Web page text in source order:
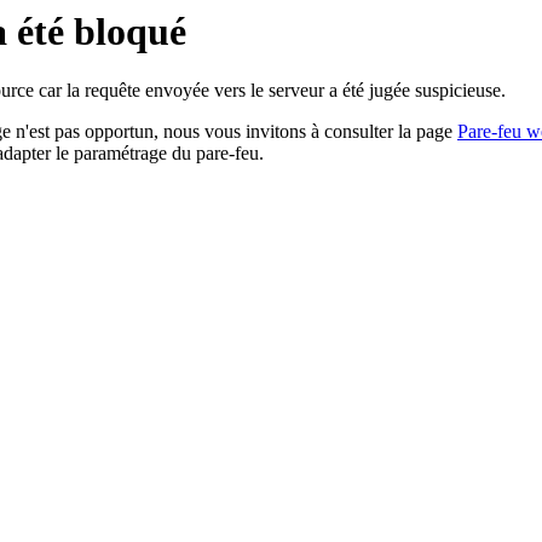
été bloqué
car la requête envoyée vers le serveur a été jugée suspicieuse.
n'est pas opportun, nous vous invitons à consulter la page Pare-feu
le paramétrage du pare-feu.